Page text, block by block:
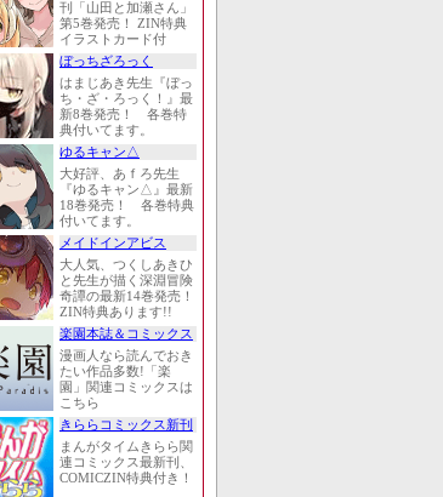
刊「山田と加瀬さん」
第5巻発売！ ZIN特典
イラストカード付
ぼっちざろっく
はまじあき先生『ぼっ
ち・ざ・ろっく！』最
新8巻発売！ 各巻特
典付いてます。
ゆるキャン△
大好評、あｆろ先生
『ゆるキャン△』最新
18巻発売！ 各巻特典
付いてます。
メイドインアビス
大人気、つくしあきひ
と先生が描く深淵冒険
奇譚の最新14巻発売！
ZIN特典あります!!
楽園本誌＆コミックス
漫画人なら読んでおき
たい作品多数!「楽
園」関連コミックスは
こちら
きららコミックス新刊
まんがタイムきらら関
連コミックス最新刊、
COMICZIN特典付き！